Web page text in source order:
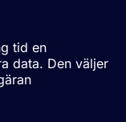
tid en
data. Den väljer